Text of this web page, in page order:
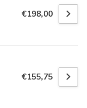
€198,00
€155,75